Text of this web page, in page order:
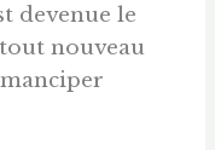
devenue le
nouveau